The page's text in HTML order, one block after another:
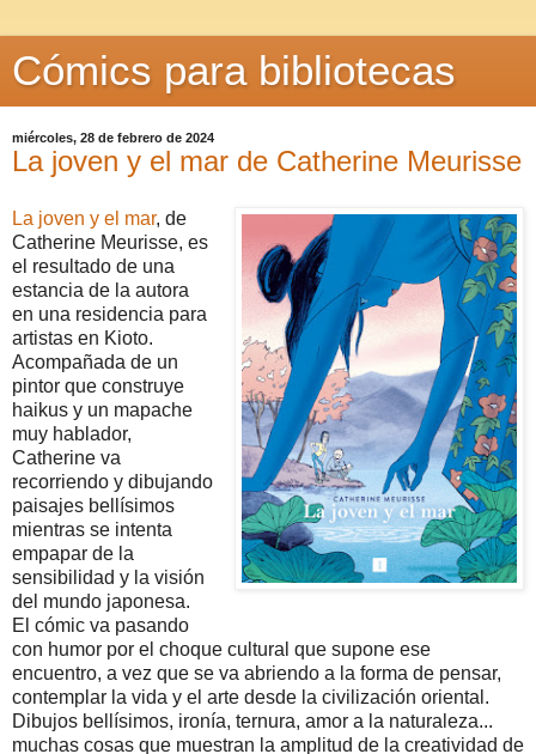
Cómics para bibliotecas
miércoles, 28 de febrero de 2024
La joven y el mar de Catherine Meurisse
La joven y el mar, de
Catherine Meurisse, es
el resultado de una
estancia de la autora
en una residencia para
artistas en Kioto.
Acompañada de un
pintor que construye
haikus y un mapache
muy hablador,
Catherine va
recorriendo y dibujando
paisajes bellísimos
mientras se intenta
empapar de la
sensibilidad y la visión
del mundo japonesa.
El cómic va pasando
con humor por el choque cultural que supone ese
encuentro, a vez que se va abriendo a la forma de pensar,
contemplar la vida y el arte desde la civilización oriental.
Dibujos bellísimos, ironía, ternura, amor a la naturaleza...
muchas cosas que muestran la amplitud de la creatividad de